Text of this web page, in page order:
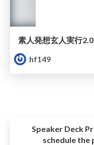
素人発想玄人実行2.0
hf149
Speaker Deck
schedule the